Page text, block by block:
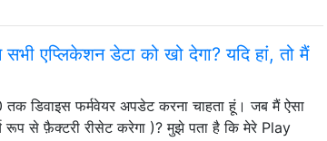
एप्लिकेशन डेटा को खो देगा? यदि हां, तो मैं
डिवाइस फर्मवेयर अपडेट करना चाहता हूं। जब मैं ऐसा
रूप से फ़ैक्टरी रीसेट करेगा )? मुझे पता है कि मेरे Play